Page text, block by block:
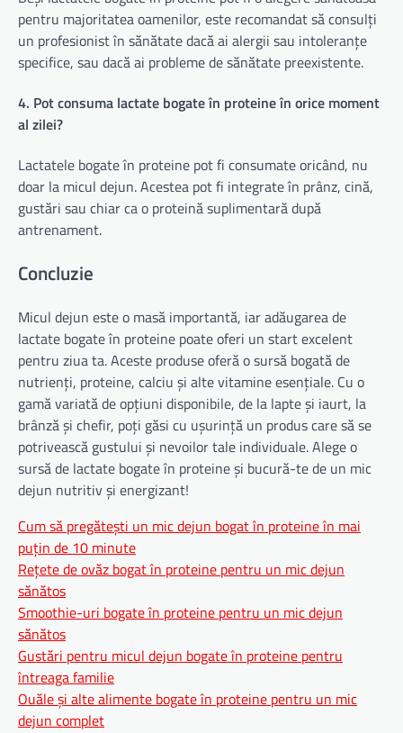
pentru majoritatea oamenilor, este recomandat să consulți
un profesionist în sănătate dacă ai alergii sau intoleranțe
specifice, sau dacă ai probleme de sănătate preexistente.
4. Pot consuma lactate bogate în proteine în orice moment
al zilei?
Lactatele bogate în proteine pot fi consumate oricând, nu
doar la micul dejun. Acestea pot fi integrate în prânz, cină,
gustări sau chiar ca o proteină suplimentară după
antrenament.
Concluzie
Micul dejun este o masă importantă, iar adăugarea de
lactate bogate în proteine poate oferi un start excelent
pentru ziua ta. Aceste produse oferă o sursă bogată de
nutrienți, proteine, calciu și alte vitamine esențiale. Cu o
gamă variată de opțiuni disponibile, de la lapte și iaurt, la
brânză și chefir, poți găsi cu ușurință un produs care să se
potrivească gustului și nevoilor tale individuale. Alege o
sursă de lactate bogate în proteine și bucură-te de un mic
dejun nutritiv și energizant!
Cum să pregătești un mic dejun bogat în proteine în mai
puțin de 10 minute
Rețete de ovăz bogat în proteine pentru un mic dejun
sănătos
Smoothie-uri bogate în proteine pentru un mic dejun
sănătos
Gustări pentru micul dejun bogate în proteine pentru
întreaga familie
Ouăle și alte alimente bogate în proteine pentru un mic
dejun complet